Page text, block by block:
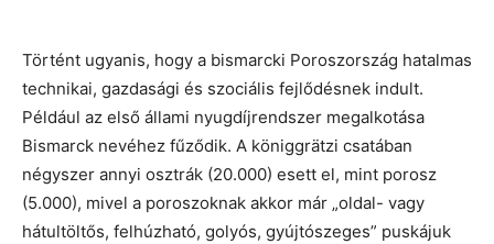
Történt ugyanis, hogy a bismarcki Poroszország hatalmas
technikai, gazdasági és szociális fejlődésnek indult.
Például az első állami nyugdíjrendszer megalkotása
Bismarck nevéhez fűződik. A königgrätzi csatában
négyszer annyi osztrák (20.000) esett el, mint porosz
(5.000), mivel a poroszoknak akkor már „oldal- vagy
hátultöltős, felhúzható, golyós, gyújtószeges” puskájuk